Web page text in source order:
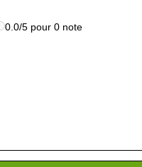
0.0/5 pour 0 note